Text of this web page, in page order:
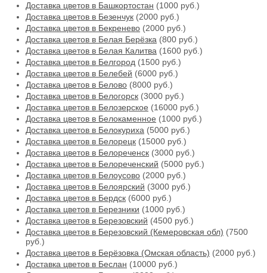
Доставка цветов в Башкортостан (1000 руб.)
Доставка цветов в Безенчук (2000 руб.)
Доставка цветов в Бекренево (2000 руб.)
Доставка цветов в Белая Берёзка (800 руб.)
Доставка цветов в Белая Калитва (1600 руб.)
Доставка цветов в Белгород (1500 руб.)
Доставка цветов в Белебей (6000 руб.)
Доставка цветов в Белово (8000 руб.)
Доставка цветов в Белогорск (3000 руб.)
Доставка цветов в Белозерское (16000 руб.)
Доставка цветов в Белокаменное (1000 руб.)
Доставка цветов в Белокуриха (5000 руб.)
Доставка цветов в Белорецк (15000 руб.)
Доставка цветов в Белореченск (3000 руб.)
Доставка цветов в Белореченский (5000 руб.)
Доставка цветов в Белоусово (2000 руб.)
Доставка цветов в Белоярский (3000 руб.)
Доставка цветов в Бердск (6000 руб.)
Доставка цветов в Березники (1000 руб.)
Доставка цветов в Березовский (4500 руб.)
Доставка цветов в Березовский (Кемеровская обл) (7500
руб.)
Доставка цветов в Берёзовка (Омская область) (2000 руб.)
Доставка цветов в Беслан (10000 руб.)